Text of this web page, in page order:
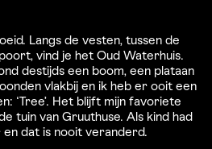
Langs de vesten, tussen de
vind je het Oud Waterhuis.
destijds een boom, een plataan
vlakbij en ik heb er ooit een
‘Tree’. Het blijft mijn favoriete
tuin van Gruuthuse. Als kind had
dat is nooit veranderd.